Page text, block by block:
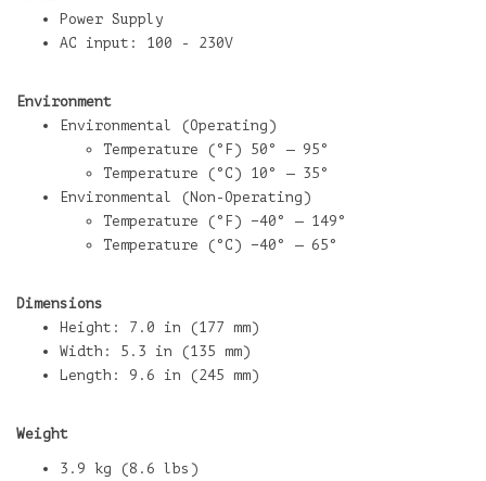
Power Supply
AC input: 100 - 230V
Environment
Environmental (Operating)
Temperature (°F) 50° — 95°
Temperature (°C) 10° — 35°
Environmental (Non-Operating)
Temperature (°F) −40° — 149°
Temperature (°C) −40° — 65°
Dimensions
Height: 7.0 in (177 mm)
Width: 5.3 in (135 mm)
Length: 9.6 in (245 mm)
Weight
3.9 kg (8.6 lbs)